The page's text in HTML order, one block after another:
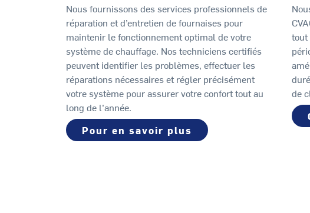
Nous fournissons des services professionnels de
réparation et d’entretien de fournaises pour
maintenir le fonctionnement optimal de votre
système de chauffage. Nos techniciens certifiés
peuvent identifier les problèmes, effectuer les
réparations nécessaires et régler précisément
votre système pour assurer votre confort tout au
long de l’année.
Pour en savoir plus
tout
de